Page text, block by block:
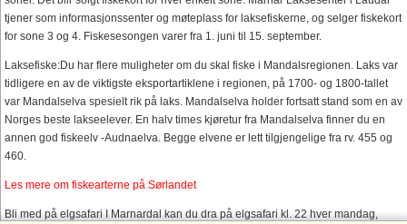
tjener som informasjonssenter og møteplass for laksefiskerne, og selger fiskekort
for sone 3 og 4. Fiskesesongen varer fra 1. juni til 15. september.
Laksefiske:Du har flere muligheter om du skal fiske i Mandalsregionen. Laks var
tidligere en av de viktigste eksportartiklene i regionen, på 1700- og 1800-tallet
var Mandalselva spesielt rik på laks. Mandalselva holder fortsatt stand som en av
Norges beste lakseelever. En halv times kjøretur fra Mandalselva finner du en
annen god fiskeelv -Audnaelva. Begge elvene er lett tilgjengelige fra rv. 455 og
460.
Les mere om fiskearterne på Sørlandet
Bli med på elgsafari I Marnardal kan du dra på elgsafari kl. 22 hver mandag,